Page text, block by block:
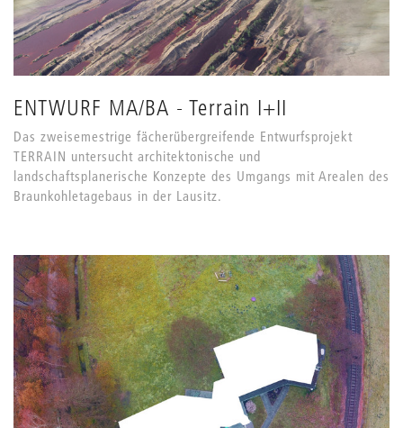
ENTWURF MA/BA - Terrain I+II
Das zweisemestrige fächerübergreifende Entwurfsprojekt
TERRAIN untersucht architektonische und
landschaftsplanerische Konzepte des Umgangs mit Arealen des
Braunkohletagebaus in der Lausitz.